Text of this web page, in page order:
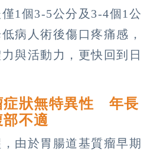
1個3-5公分及3-4個1公
病人術後傷口疼痛感，
與活動力，更快回到日
症狀無特異性 年長
不適
由於胃腸道基質瘤早期